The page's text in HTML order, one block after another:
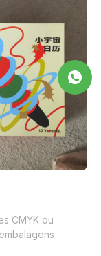
CMYK ou